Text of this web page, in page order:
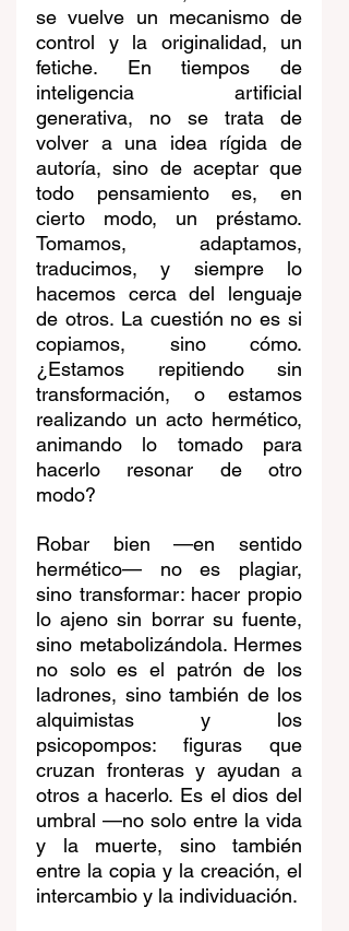
se vuelve un mecanismo de
control y la originalidad, un
fetiche. En tiempos de
inteligencia artificial
generativa, no se trata de
volver a una idea rígida de
autoría, sino de aceptar que
todo pensamiento es, en
cierto modo, un préstamo.
Tomamos, adaptamos,
traducimos, y siempre lo
hacemos cerca del lenguaje
de otros. La cuestión no es si
copiamos, sino cómo.
¿Estamos repitiendo sin
transformación, o estamos
realizando un acto hermético,
animando lo tomado para
hacerlo resonar de otro
modo?
Robar bien —en sentido
hermético— no es plagiar,
sino transformar: hacer propio
lo ajeno sin borrar su fuente,
sino metabolizándola. Hermes
no solo es el patrón de los
ladrones, sino también de los
alquimistas y los
psicopompos: figuras que
cruzan fronteras y ayudan a
otros a hacerlo. Es el dios del
umbral —no solo entre la vida
y la muerte, sino también
entre la copia y la creación, el
intercambio y la individuación.